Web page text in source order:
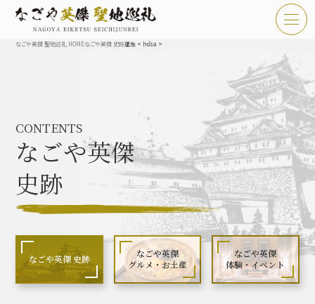
なごや英傑 聖地巡礼とは
なごや英傑 史跡 一覧
なごや英傑 グルメ・土産 一覧
なごや英傑 体験・イベント
なごや英傑 聖地巡礼 HOMEなごや英傑 史跡蓬左 < hōsa >
CONTENTS
なごや英傑
史跡
なごや英傑 史跡
なごや英傑
グルメ・お土産
なごや英傑
体験・イベント